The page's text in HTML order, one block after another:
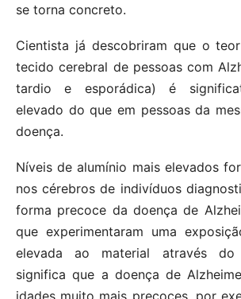
se torna concreto.
Cientista já descobriram que o
tecido cerebral de pessoas com
tardio e esporádica) é
elevado do que em pessoas da
doença.
Níveis de alumínio mais elevados
nos cérebros de indivíduos
forma precoce da doença de
que experimentaram uma
elevada ao material através do
significa que a doença de
idades muito mais precoces, por